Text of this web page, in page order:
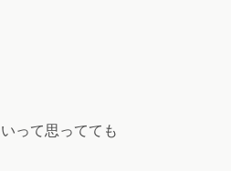
って思ってても